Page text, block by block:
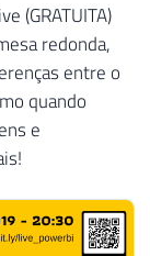
(GRATUITA)
redonda,
entre o
quando
e